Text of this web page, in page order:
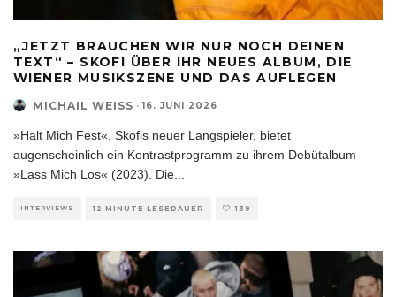
„JETZT BRAUCHEN WIR NUR NOCH DEINEN
TEXT“ – SKOFI ÜBER IHR NEUES ALBUM, DIE
WIENER MUSIKSZENE UND DAS AUFLEGEN
MICHAIL WEISS · 16. JUNI 2026
»Halt Mich Fest«, Skofis neuer Langspieler, bietet
augenscheinlich ein Kontrastprogramm zu ihrem Debütalbum
»Lass Mich Los« (2023). Die
INTERVIEWS 12 MINUTE LESEDAUER 139